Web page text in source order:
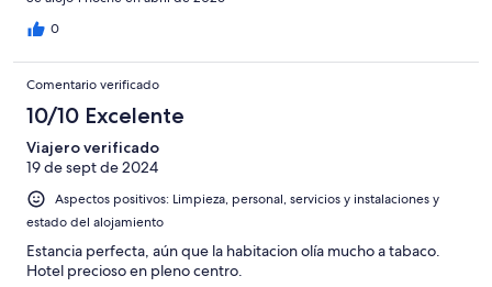
0
Comentario verificado
10/10 Excelente
Viajero verificado
19 de sept de 2024
Aspectos positivos: Limpieza, personal, servicios y instalaciones y
estado del alojamiento
Estancia perfecta, aún que la habitacion olía mucho a tabaco.
Hotel precioso en pleno centro.